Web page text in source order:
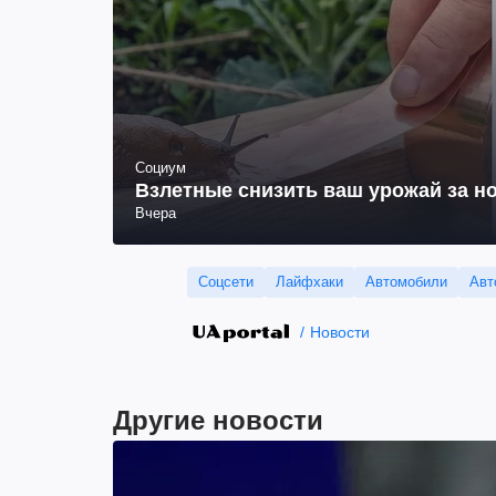
Социум
Взлетные снизить ваш урожай за
Вчера
Соцсети Лайфхаки Автомобили
Новости
Другие новости